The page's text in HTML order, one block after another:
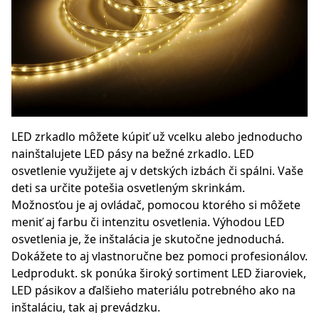
LED zrkadlo môžete kúpiť už vcelku alebo jednoducho
nainštalujete LED pásy na bežné zrkadlo. LED
osvetlenie využijete aj v detských izbách či spálni. Vaše
deti sa určite potešia osvetleným skrinkám.
Možnosťou je aj ovládač, pomocou ktorého si môžete
meniť aj farbu či intenzitu osvetlenia. Výhodou LED
osvetlenia je, že inštalácia je skutočne jednoduchá.
Dokážete to aj vlastnoručne bez pomoci profesionálov.
Ledprodukt. sk ponúka široký sortiment LED žiaroviek,
LED pásikov a ďalšieho materiálu potrebného ako na
inštaláciu, tak aj prevádzku.